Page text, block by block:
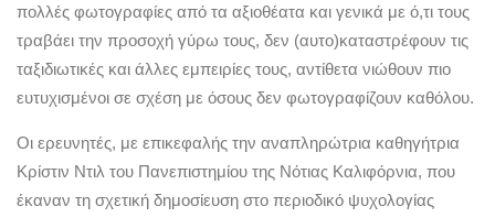
πολλές φωτογραφίες από τα αξιοθέατα και γενικά με ό,τι τους
τραβάει την προσοχή γύρω τους, δεν (αυτο)καταστρέφουν τις
ταξιδιωτικές και άλλες εμπειρίες τους, αντίθετα νιώθουν πιο
ευτυχισμένοι σε σχέση με όσους δεν φωτογραφίζουν καθόλου.
Οι ερευνητές, με επικεφαλής την αναπληρώτρια καθηγήτρια
Κρίστιν Ντιλ του Πανεπιστημίου της Νότιας Καλιφόρνια, που
έκαναν τη σχετική δημοσίευση στο περιοδικό ψυχολογίας